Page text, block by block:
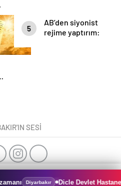
5
AB’den siyonist
rejime yaptırım:
SESİ
Diyarbakır Dicle Devlet Hastanesi